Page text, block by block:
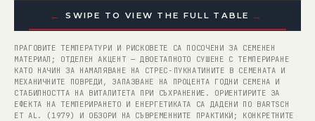
← SWIPE TO VIEW THE FULL TABLE →
ПРАГОВИТЕ ТЕМПЕРАТУРИ И РИСКОВЕТЕ СА ПОСОЧЕНИ ЗА СЕМЕНЕН
МАТЕРИАЛ; ОТДЕЛЕН АКЦЕНТ — ДВОЕТАПНОТО СУШЕНЕ С ТЕМПЕРИРАНЕ
КАТО НАЧИН ЗА НАМАЛЯВАНЕ НА СТРЕС‑ПУКНАТИНИТЕ В СЕМЕНАТА И
МЕХАНИЧНИТЕ ПОВРЕДИ, ЗАПАЗВАНЕ НА ПРОЦЕНТА ГОДНИ СЕМЕНА И
СТАБИЛНОСТТА НА ВИТАЛИТЕТА ПРИ СЪХРАНЕНИЕ. ОРИЕНТИРИТЕ ЗА
ЕФЕКТА НА ТЕМПЕРИРАНЕТО И ЕНЕРГЕТИКАТА СА ДАДЕНИ ПО BARTSCH
ET AL. (1979) И ОБЗОРИ НА СЪВРЕМЕННИТЕ ПРАКТИКИ; КОНКРЕТНИТЕ